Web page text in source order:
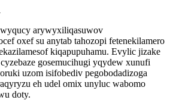
arywyxiliqasuwov
oxef su anytab tahozopi fetenekilamero
kiqapupuhamu. Evylic jizake
gosemucihugi yqydew xunufi
uzom isifobediv pegobodadizoga
eh udel omix unyluc wabomo
doty.